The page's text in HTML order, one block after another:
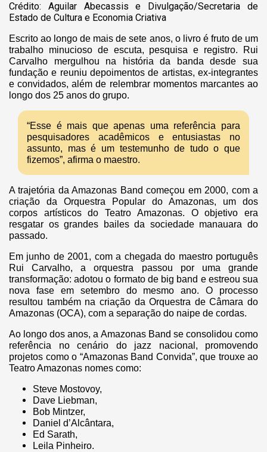
Crédito: Aguilar Abecassis e Divulgação/Secretaria de
Estado de Cultura e Economia Criativa
Escrito ao longo de mais de sete anos, o livro é fruto de um
trabalho minucioso de escuta, pesquisa e registro. Rui
Carvalho mergulhou na história da banda desde sua
fundação e reuniu depoimentos de artistas, ex-integrantes
e convidados, além de relembrar momentos marcantes ao
longo dos 25 anos do grupo.
“Esse é mais que apenas uma referência para
pesquisadores acadêmicos e entusiastas no
assunto, mas é um testemunho de tudo o que
fizemos”, afirma o maestro.
A trajetória da Amazonas Band começou em 2000, com a
criação da Orquestra Popular do Amazonas, um dos
corpos artísticos do Teatro Amazonas. O objetivo era
resgatar os grandes bailes da sociedade manauara do
passado.
Em junho de 2001, com a chegada do maestro português
Rui Carvalho, a orquestra passou por uma grande
transformação: adotou o formato de big band e estreou sua
nova fase em setembro do mesmo ano. O processo
resultou também na criação da Orquestra de Câmara do
Amazonas (OCA), com a separação do naipe de cordas.
Ao longo dos anos, a Amazonas Band se consolidou como
referência no cenário do jazz nacional, promovendo
projetos como o “Amazonas Band Convida”, que trouxe ao
Teatro Amazonas nomes como:
Steve Mostovoy,
Dave Liebman,
Bob Mintzer,
Daniel d’Alcântara,
Ed Sarath,
Leila Pinheiro.